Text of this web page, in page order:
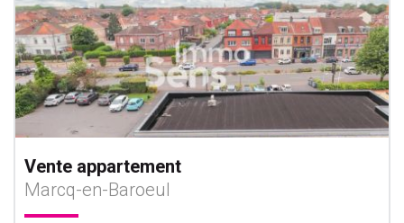
Vente appartement
Marcq-en-Baroeul